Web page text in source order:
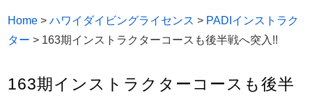
Home >ハワイダイビングライセンス > PADIインストラク
ター > 163期インストラクターコースも後半戦へ突入!!
163期インストラクターコースも後半